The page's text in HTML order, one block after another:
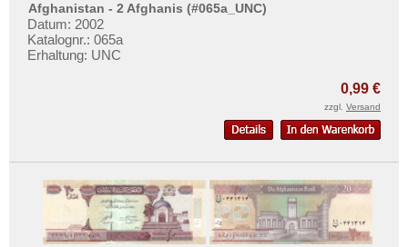
Süd-Ossetien
Südkorea
Syrien
Timor
Turkmenistan
Usbekistan
Afghanistan - 2 Afghanis (#065a_UNC)
Datum: 2002
Katalognr.: 065a
Erhaltung: UNC
0,99 €
zzgl. Versand